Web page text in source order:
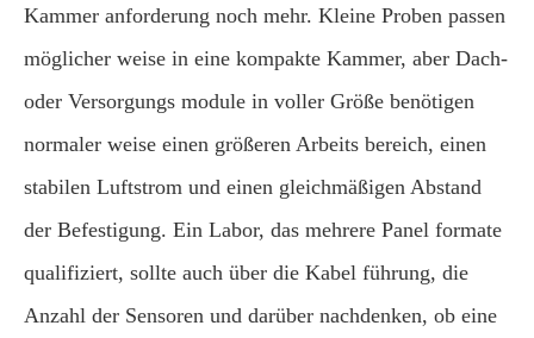
Kammer anforderung noch mehr. Kleine Proben passen
möglicher weise in eine kompakte Kammer, aber Dach-
oder Versorgungs module in voller Größe benötigen
normaler weise einen größeren Arbeits bereich, einen
stabilen Luftstrom und einen gleichmäßigen Abstand
der Befestigung. Ein Labor, das mehrere Panel formate
qualifiziert, sollte auch über die Kabel führung, die
Anzahl der Sensoren und darüber nachdenken, ob eine